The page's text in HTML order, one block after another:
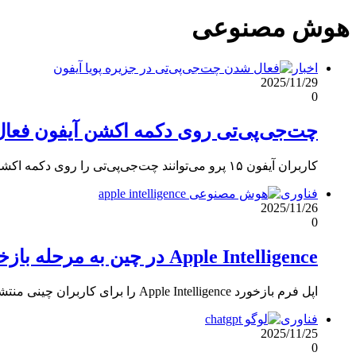
هوش مصنوعی
اخبار
2025/11/29
0
چت‌جی‌پی‌تی روی دکمه اکشن آیفون
کاربران آیفون ۱۵ پرو می‌توانند چت‌جی‌پی‌تی را روی دکمه اکشن تنظیم کنند و با فشار طولانی وارد مکالمه صوتی شوند.
فناوری
2025/11/26
0
Apple Intelligence در چین به مرحله بازخورد رسید
اپل فرم بازخورد Apple Intelligence را برای کاربران چینی منتشر کرد؛ عرضه این قابلیت به iOS 26.2 نزدیک است.
فناوری
2025/11/25
0